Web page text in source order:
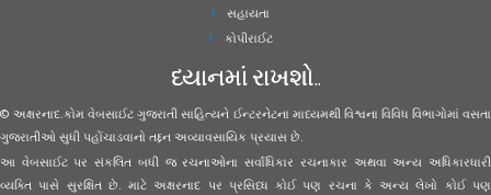
સહાયતા
કોપીરાઈટ
ધ્યાનમાં રાખશો..
© અક્ષરનાદ.કોમ વેબસાઈટ ગુજરાતી સાહિત્યને ઈન્ટરનેટના માધ્યમથી વિશ્વના વિવિધ વિભાગોમાં વસતા
ગુજરાતીઓ સુધી પહોંચાડવાનો તદ્દન અવ્યાવસાયિક પ્રયાસ છે.
આ વેબસાઈટ પર સંકલિત બધી જ રચનાઓના સર્વાધિકાર રચનાકાર અથવા અન્ય અધિકારધારી
વ્યક્તિ પાસે સુરક્ષિત છે. માટે અક્ષરનાદ પર પ્રસિધ્ધ કોઈ પણ રચના કે અન્ય લેખો કોઈ પણ